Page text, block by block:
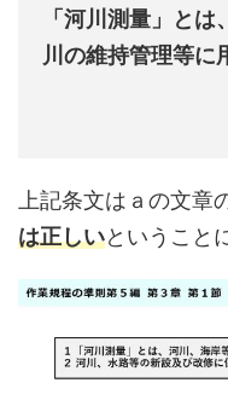
「河川測量」と
川の維持管理等に
上記条文はａの文章
は正しいということ